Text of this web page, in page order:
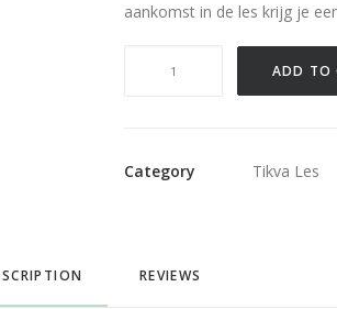
aankomst in de les krijg je
quantity
ADD TO
Category Tikva Les
REVIEWS